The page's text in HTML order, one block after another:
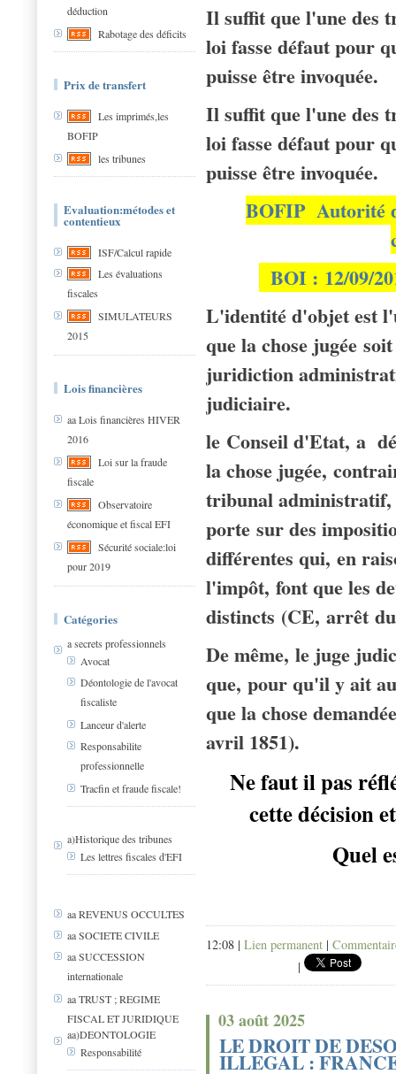
déduction
Rabotage des déficits
Prix de transfert
Les imprimés,les
BOFIP
les tribunes
Evaluation:métodes et
contentieux
ISF/Calcul rapide
Les évaluations
fiscales
SIMULATEURS
2015
Lois financières
aa Lois financières HIVER
2016
Loi sur la fraude
fiscale
Observatoire
économique et fiscal EFI
Sécurité sociale:loi
pour 2019
Catégories
a secrets professionnels
Avocat
Déontologie de l'avocat
fiscaliste
Lanceur d'alerte
Responsabilite
professionnelle
Tracfin et fraude fiscale!
a)Historique des tribunes
Les lettres fiscales d'EFI
aa REVENUS OCCULTES
aa SOCIETE CIVILE
aa SUCCESSION
internationale
aa TRUST ; REGIME
FISCAL ET JURIDIQUE
aa)DEONTOLOGIE
Responsabilité
Il suffit que l'une des
loi fasse défaut pour
puisse être invoquée.
Il suffit que l'une des
loi fasse défaut pour
puisse être invoquée.
BOFIP Autorité
BOI : 12/09/
L'identité d'objet est
que la chose jugée
juridiction
judiciaire.
le Conseil d'Etat, a
la chose jugée,
tribunal
porte sur des
différentes qui, en
l'impôt, font que les
distincts (CE, arrêt
De même, le juge
que, pour qu'il y ait
que la chose
avril 1851).
Ne faut il pas
cette décision
Quel
12:08 | Lien permanent |
|
03 août 2025
LE DROIT DE
ILLEGAL :